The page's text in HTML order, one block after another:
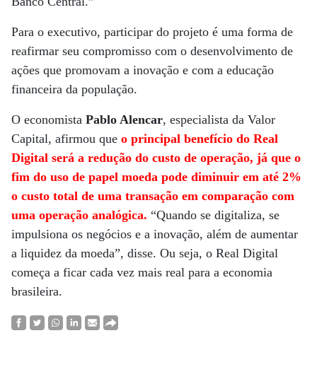
Para o executivo, participar do projeto é uma forma de
reafirmar seu compromisso com o desenvolvimento de
ações que promovam a inovação e com a educação
financeira da população.
O economista Pablo Alencar, especialista da Valor
Capital, afirmou que o principal benefício do Real
Digital será a redução do custo de operação, já que o
fim do uso de papel moeda pode diminuir em até 2%
o custo total de uma transação em comparação com
uma operação analógica. “Quando se digitaliza, se
impulsiona os negócios e a inovação, além de aumentar
a liquidez da moeda”, disse. Ou seja, o Real Digital
começa a ficar cada vez mais real para a economia
brasileira.